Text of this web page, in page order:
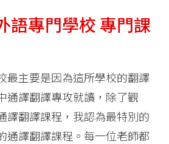
語專門學校 專門課
最主要是因為這所學校的翻譯
通譯翻譯專攻就讀，除了觀
譯翻譯課程，我認為最特別的
通譯翻譯課程。每一位老師都